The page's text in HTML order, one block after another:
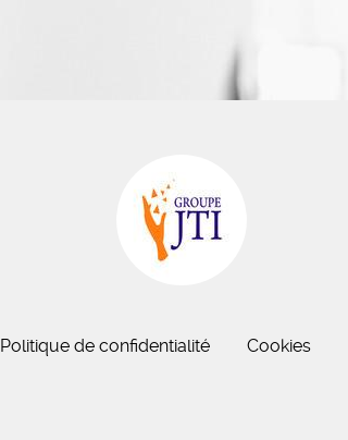
Politique de confidentialité Cookies